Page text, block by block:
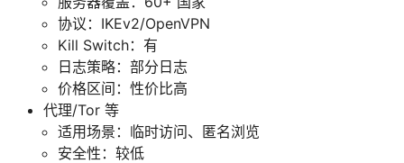
协议：IKEv2/OpenVPN
Kill Switch：有
日志策略：部分日志
价格区间：性价比高
代理/Tor 等
适用场景：临时访问、匿名浏览
安全性：较低